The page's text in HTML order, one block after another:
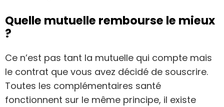
Quelle mutuelle rembourse le mieux
?
Ce n’est pas tant la mutuelle qui compte mais
le contrat que vous avez décidé de souscrire.
Toutes les complémentaires santé
fonctionnent sur le même principe, il existe